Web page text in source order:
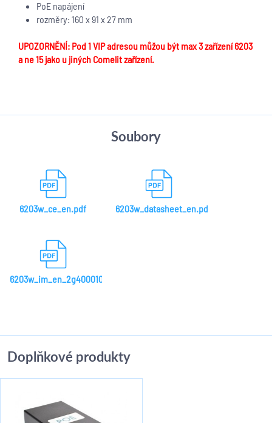
PoE napájení
rozměry: 160 x 91 x 27 mm
UPOZORNĚNÍ: Pod 1 VIP adresou můžou být max 3 zařízení 6203
a ne 15 jako u jiných Comelit zařízení.
Soubory
6203w_ce_en.pdf 6203w_datasheet_en.pdf
6203w_im_en_2g40001073.pdf
Doplňkové produkty